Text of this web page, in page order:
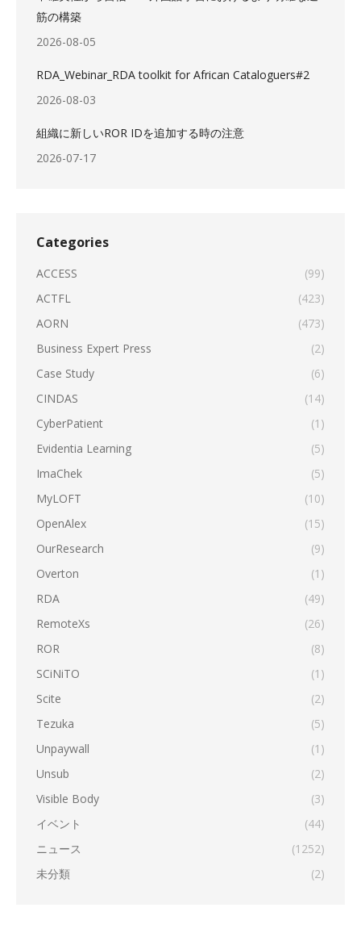
筋の構築
2026-08-05
RDA_Webinar_RDA toolkit for African Cataloguers#2
2026-08-03
組織に新しいROR IDを追加する時の注意
2026-07-17
Categories
ACCESS
(99)
ACTFL
(423)
AORN
(473)
Business Expert Press
(2)
Case Study
(6)
CINDAS
(14)
CyberPatient
(1)
Evidentia Learning
(5)
ImaChek
(5)
MyLOFT
(10)
OpenAlex
(15)
OurResearch
(9)
Overton
(1)
RDA
(49)
RemoteXs
(26)
ROR
(8)
SCiNiTO
(1)
Scite
(2)
Tezuka
(5)
Unpaywall
(1)
Unsub
(2)
Visible Body
(3)
イベント
(44)
ニュース
(1252)
未分類
(2)